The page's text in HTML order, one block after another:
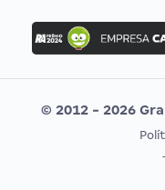
Concurso Ibama
Concurso MPU
Editais publicados
CONCURSOS POR
© 2012 - 2026